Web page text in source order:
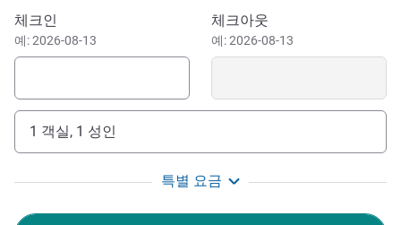
거리, 최고의 식사, 엔터테인먼트 등 이스트 런던의 모든 것
을 편리하게, 저렴한 숙박으로 체험해 보세요. 쉽게 도시를
관광할 수 있는 이상적인 호텔입니다. 런던 타워와 화이트채
게 이동 가능합니다.
화이트채플 역에서 아주 가까운 곳에 있으며 이제 엘리자베
스 라인도 이용 가능합니다. 52분이면 히드로에 도달하거나
환승 없이 엑셀 런던으로 환승 없이 바로 이동할 수도 있습
이 호텔 예약하기
체크인
예: 2026-08-13
체크아웃
예: 2026-08-13
1 객실, 1 성인
특별 요금